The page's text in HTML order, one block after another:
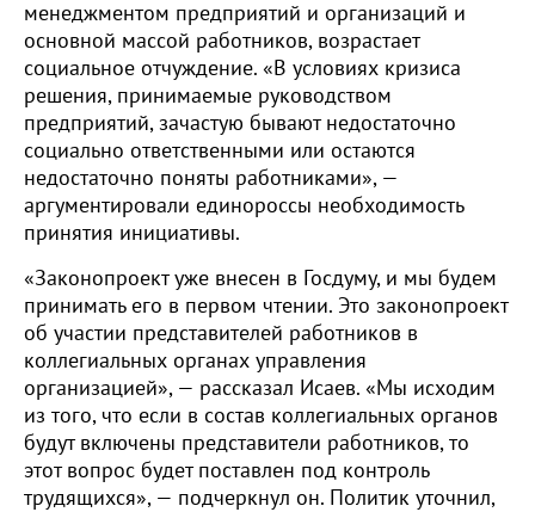
менеджментом предприятий и организаций и
основной массой работников, возрастает
социальное отчуждение. «В условиях кризиса
решения, принимаемые руководством
предприятий, зачастую бывают недостаточно
социально ответственными или остаются
недостаточно поняты работниками», —
аргументировали единороссы необходимость
принятия инициативы.
«Законопроект уже внесен в Госдуму, и мы будем
принимать его в первом чтении. Это законопроект
об участии представителей работников в
коллегиальных органах управления
организацией», — рассказал Исаев. «Мы исходим
из того, что если в состав коллегиальных органов
будут включены представители работников, то
этот вопрос будет поставлен под контроль
трудящихся», — подчеркнул он. Политик уточнил,